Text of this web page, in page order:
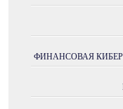
ФИНАНСОВАЯ